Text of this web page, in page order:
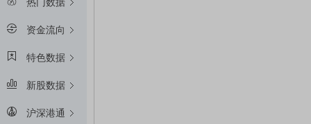
热门数据
资金流向
特色数据
新股数据
沪深港通